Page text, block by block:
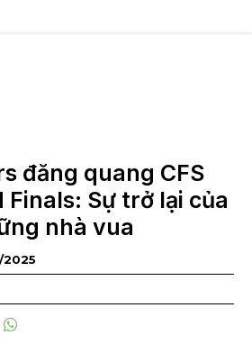
tin công nghệ
đăng quang CFS
Finals: Sự trở lại của
nhà vua
2025